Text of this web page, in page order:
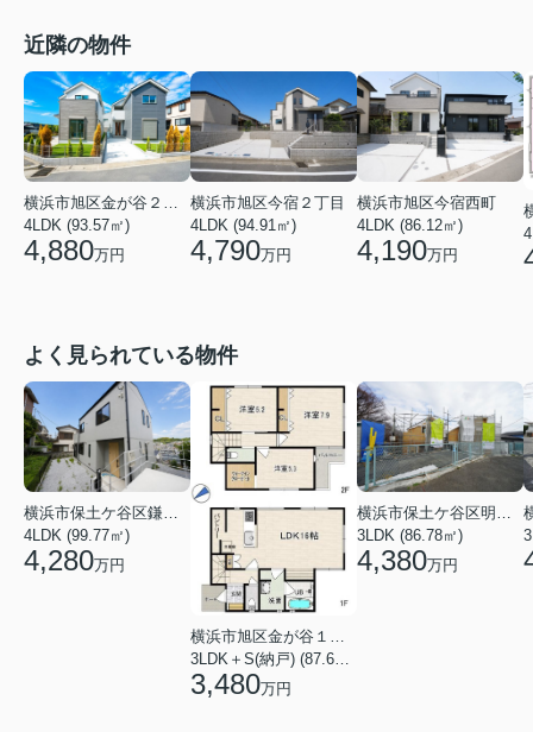
近隣の物件
横浜市旭区金が谷２丁目
4LDK (93.57㎡)
4,880万円
横浜市旭区今宿２丁目
4LDK (94.91㎡)
4,790万円
横浜市旭区今宿西町
4LDK (86.12㎡)
4,190万円
よく見られている物件
4LDK (99.77㎡)
4,280万円
3,480万円
3LDK (86.78㎡)
4,380万円